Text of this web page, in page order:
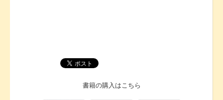
書籍の購入は こちら